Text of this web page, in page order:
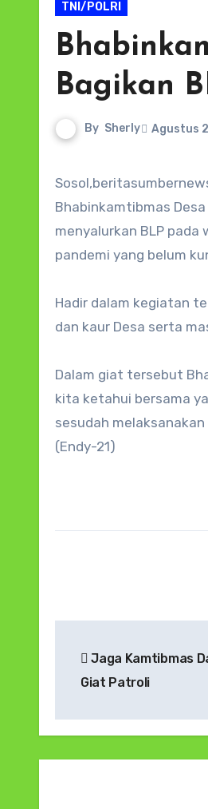
TNI/POLRI
Bagikan
By Sherly Agustus
Bhabinkamtibmas Desa
menyalurkan BLP
pandemi yang belum
Hadir dalam kegiatan
dan kaur Desa serta
Dalam giat tersebut
kita ketahui bersama
sesudah
(Endy-21)
posJaga Kamtibmas
Giat Patroli